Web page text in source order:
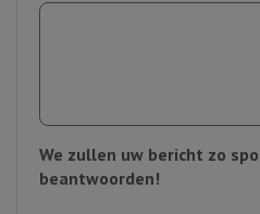
We zullen uw bericht zo
beantwoorden!